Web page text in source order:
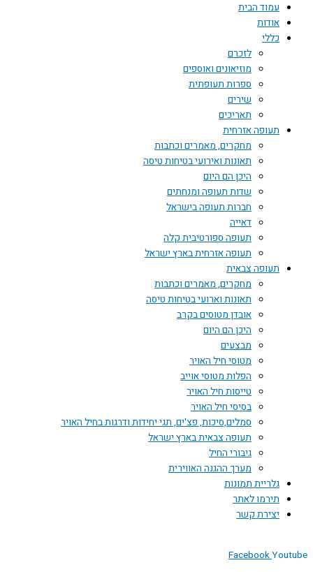
עמוד הבית
אודות
כללי
לזכרם
מוזיאונים ואוספים
ספרות תעופתית
שירים
תאריכים
תעופה אזרחית
מחקרים, מאמרים וכתבות
תאונות ואירועי בטיחות טיסה
היכן הם היום
שדות תעופה ומנחתים
חברות תעופה בישראל
דאייה
תעופה ספורטיבית קלה
תעופה אזרחית בארץ ישראל
תעופה צבאית
מחקרים, מאמרים וכתבות
תאונות וארועי בטיחות טיסה
אובדן מטוסים בקרב
היכן הם היום
מבצעים
מטוסי חיל האויר
הפלות מטוסי אוייב
טייסות חיל האויר
בסיסי חיל האויר
סמלים,סיכות, פצ'ים, תגי יחידות ודרגות בחיל האויר
תעופה צבאית בארץ ישראל
גיבורי החיל
מערך ההגנה האווירית
גלריית תמונות
תירמו לאתר
יצירת קשר
FacebookYoutube